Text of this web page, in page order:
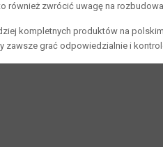
również zwrócić uwagę na
kompletnych produktów na
grać odpowiedzialnie i